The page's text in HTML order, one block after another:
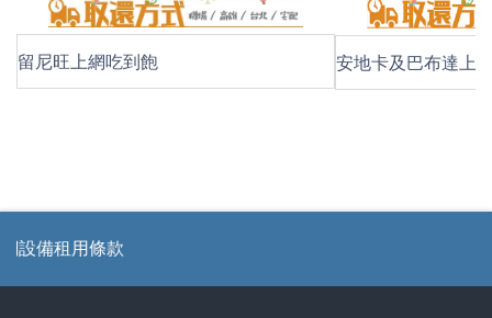
留尼旺上網吃到飽 安地卡及巴布達上
用條款